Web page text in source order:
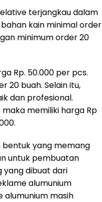
terjangkau dalam
kain minimal order
minimum order 20
Rp. 50.000 per pcs.
20 buah. Selain itu,
dan profesional.
memiliki harga Rp
bentuk yang memang
untuk pembuatan
yang dibuat dari
alumunium
alumunium masih